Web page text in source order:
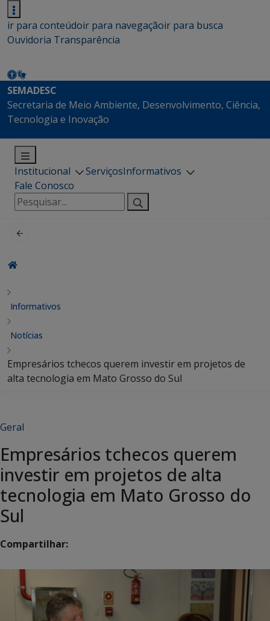
ir para conteúdoir para navegaçãoir para busca
Ouvidoria Transparência
SEMADESC
Secretaria de Meio Ambiente, Desenvolvimento, Ciência,
Tecnologia e Inovação
Institucional ServiçosInformativos
Fale Conosco
Pesquisar
por:
Informativos
Notícias
Empresários tchecos querem investir em projetos de
alta tecnologia em Mato Grosso do Sul
Geral
Empresários tchecos querem
investir em projetos de alta
tecnologia em Mato Grosso do
Sul
Compartilhar: